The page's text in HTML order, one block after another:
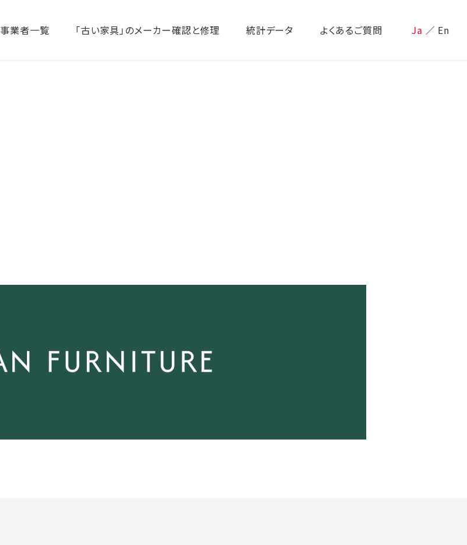
事業者一覧 「古い家具」のメーカー確認と修理 統計データ よくあるご質問 Ja ／ En